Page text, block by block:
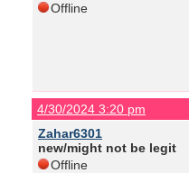
Offline
4/30/2024 3:20 pm
Zahar6301
new/might not be legit
Offline